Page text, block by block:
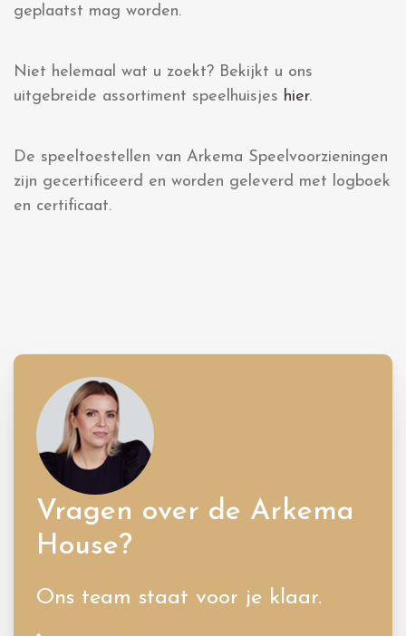
geplaatst mag worden.
Niet helemaal wat u zoekt? Bekijkt u ons
uitgebreide assortiment speelhuisjes hier.
De speeltoestellen van Arkema Speelvoorzieningen
zijn gecertificeerd en worden geleverd met logboek
en certificaat.
Vragen over de Arkema
House?
Ons team staat voor je klaar.